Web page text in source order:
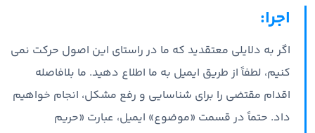
اجرا:
اگر به دلایلی معتقدید که ما در راستای این اصول حرکت نمی
کنیم، لطفاً از طریق ایمیل به ما اطلاع دهید. ما بلافاصله
اقدام مقتضی را برای شناسایی و رفع مشکل، انجام خواهیم
داد. حتماً در قسمت «موضوع» ایمیل، عبارت «حریم